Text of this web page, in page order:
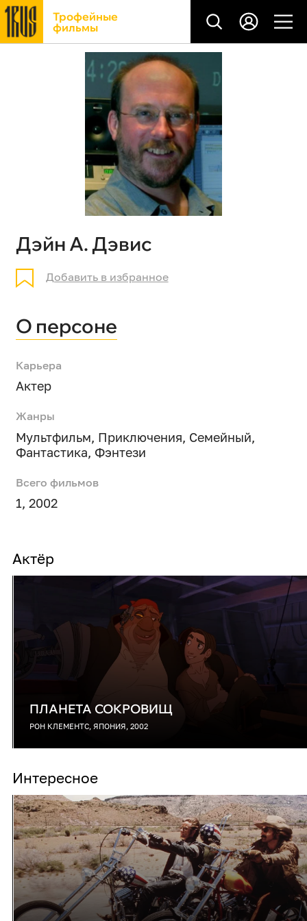
Трофейные
фильмы
Дэйн А. Дэвис
Добавить в избранное
О персоне
Карьера
Актер
Жанры
Мультфильм, Приключения, Семейный,
Фантастика, Фэнтези
Всего фильмов
1, 2002
Актёр
ПЛАНЕТА СОКРОВИЩ
РОН КЛЕМЕНТС, ЯПОНИЯ, 2002
Интересное